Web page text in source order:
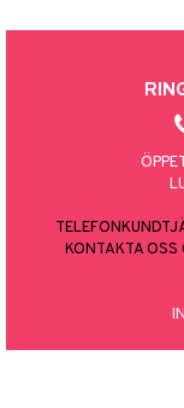
KONTAKTA OSS